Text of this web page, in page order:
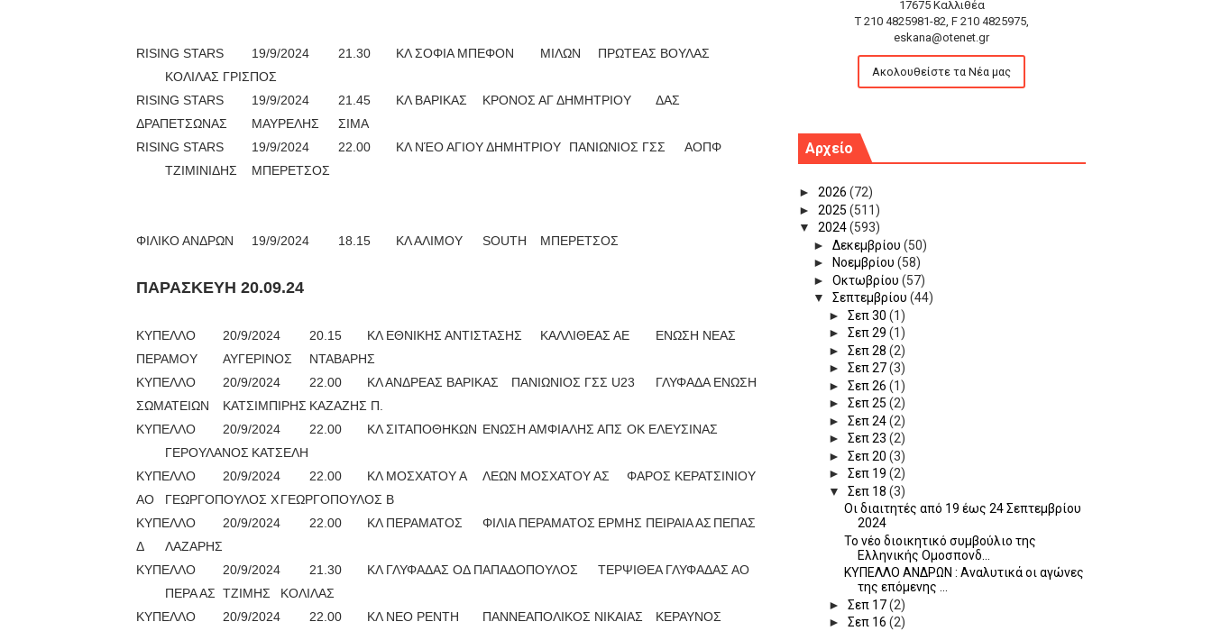
RISING STARS 19/9/2024 21.30 ΚΛ ΣΟΦΙΑ ΜΠΕΦΟΝ ΜΙΛΩΝ
ΠΡΩΤΕΑΣ ΒΟΥΛΑΣ
ΚΟΛΙΛΑΣ ΓΡΙΣΠΟΣ
RISING STARS
19/9/2024 21.45 ΚΛ ΒΑΡΙΚΑΣ ΚΡΟΝΟΣ ΑΓ ΔΗΜΗΤΡΙΟΥ
ΔΑΣ
ΔΡΑΠΕΤΣΩΝΑΣ
ΜΑΥΡΕΛΗΣ
ΣΙΜΑ
RISING STARS
19/9/2024 22.00 ΚΛ ΝΈΟ ΑΓΙΟΥ ΔΗΜΗΤΡΙΟΥ ΠΑΝΙΩΝΙΟΣ ΓΣΣ
ΑΟΠΦ
ΤΖΙΜΙΝΙΔΗΣ
ΜΠΕΡΕΤΣΟΣ
ΦΙΛΙΚΟ ΑΝΔΡΩΝ 19/9/2024 18.15 ΚΛ ΑΛΙΜΟΥ SOUTH ΜΠΕΡΕΤΣΟΣ
ΠΑΡΑΣΚΕΥΗ 20.09.24
ΚΥΠΕΛΛΟ 20/9/2024 20.15 ΚΛ ΕΘΝΙΚΗΣ ΑΝΤΙΣΤΑΣΗΣ ΚΑΛΛΙΘΕΑΣ ΑΕ
ΕΝΩΣΗ ΝΕΑΣ
ΠΕΡΑΜΟΥ
ΑΥΓΕΡΙΝΟΣ
ΝΤΑΒΑΡΗΣ
ΚΥΠΕΛΛΟ
20/9/2024 22.00 ΚΛ ΑΝΔΡΕΑΣ ΒΑΡΙΚΑΣ ΠΑΝΙΩΝΙΟΣ ΓΣΣ U23
ΓΛΥΦΑΔΑ ΕΝΩΣΗ
ΣΩΜΑΤΕΙΩΝ
ΚΑΤΣΙΜΠΙΡΗΣ ΚΑΖΑΖΗΣ Π.
ΚΥΠΕΛΛΟ
20/9/2024 22.00 ΚΛ ΣΙΤΑΠΟΘΗΚΩΝ ΕΝΩΣΗ ΑΜΦΙΑΛΗΣ ΑΠΣ ΟΚ ΕΛΕΥΣΙΝΑΣ
ΓΕΡΟΥΛΑΝΟΣ ΚΑΤΣΕΛΗ
ΚΥΠΕΛΛΟ
20/9/2024 22.00 ΚΛ ΜΟΣΧΑΤΟΥ Α ΛΕΩΝ ΜΟΣΧΑΤΟΥ ΑΣ
ΦΑΡΟΣ ΚΕΡΑΤΣΙΝΙΟΥ
ΑΟ
ΓΕΩΡΓΟΠΟΥΛΟΣ Χ ΓΕΩΡΓΟΠΟΥΛΟΣ Β
ΚΥΠΕΛΛΟ
20/9/2024 22.00 ΚΛ ΠΕΡΑΜΑΤΟΣ ΦΙΛΙΑ ΠΕΡΑΜΑΤΟΣ ΕΡΜΗΣ ΠΕΙΡΑΙΑ ΑΣ ΠΕΠΑΣ
Δ
ΛΑΖΑΡΗΣ
ΚΥΠΕΛΛΟ
20/9/2024 21.30 ΚΛ ΓΛΥΦΑΔΑΣ ΟΔ ΠΑΠΑΔΟΠΟΥΛΟΣ
ΤΕΡΨΙΘΕΑ ΓΛΥΦΑΔΑΣ ΑΟ
ΠΕΡΑ ΑΣ ΤΖΙΜΗΣ
ΚΟΛΙΛΑΣ
ΚΥΠΕΛΛΟ
20/9/2024 22.00 ΚΛ ΝΕΟ ΡΕΝΤΗ ΠΑΝΝΕΑΠΟΛΙΚΟΣ ΝΙΚΑΙΑΣ
ΚΕΡΑΥΝΟΣ
17675 Καλλιθέα
T 210 4825981-82, F 210 4825975,
eskana@otenet.gr
Ακολουθείστε τα Νέα μας
Αρχείο
► 2026 (72)
► 2025 (511)
▼ 2024(593)
►Δεκεμβρίου(50)
► Νοεμβρίου(58)
►Οκτωβρίου(57)
▼Σεπτεμβρίου(44)
►Σεπ 30(1)
►Σεπ 29(1)
►Σεπ 28(2)
►Σεπ 27(3)
►Σεπ 26(1)
►Σεπ 25(2)
►Σεπ 24(2)
►Σεπ 23(2)
►Σεπ 20(3)
►Σεπ 19(2)
▼Σεπ 18(3)
Οι διαιτητές από 19 έως 24 Σεπτεμβρίου
2024
Το νέο διοικητικό συμβούλιο της
Ελληνικής Ομοσπονδ...
ΚΥΠΕΛΛΟ ΑΝΔΡΩΝ : Αναλυτικά οι αγώνες
της επόμενης ...
►Σεπ 17(2)
►Σεπ 16(2)